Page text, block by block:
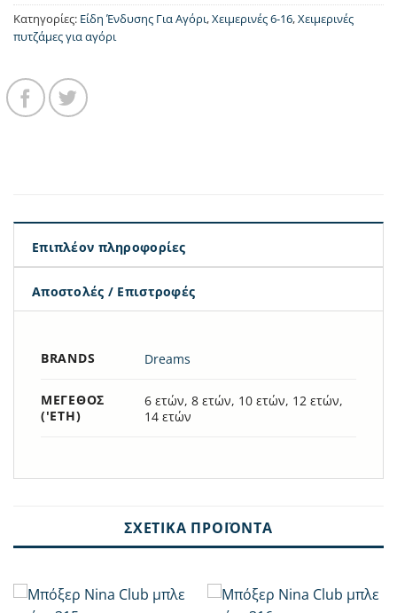
Κατηγορίες: Είδη Ένδυσης Για Αγόρι,Χειμερινές 6-16,Χειμερινές
πυτζάμες για αγόρι
Επιπλέον πληροφορίες
Αποστολές / Επιστροφές
BRANDS Dreams
ΜΈΓΕΘΟΣ
('ΕΤΗ)
6 ετών, 8 ετών, 10 ετών, 12 ετών,
14 ετών
ΣΧΕΤΙΚΆ ΠΡΟΪΌΝΤΑ